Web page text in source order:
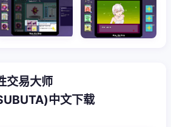
交易大师
中文下载